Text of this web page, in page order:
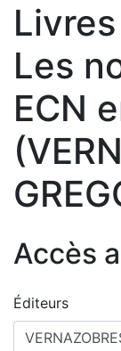
Les
ECN
Accès
Éditeurs